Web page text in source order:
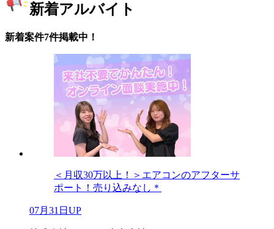
新着アルバイト
新着案件7件掲載中！
＜月収30万以上！＞エアコンのアフターサ
ポート！売り込みなし＊
07月31日UP